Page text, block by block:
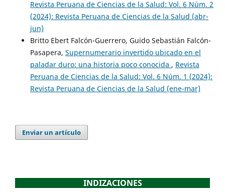
Revista Peruana de Ciencias de la Salud: Vol. 6 Núm. 2
(2024): Revista Peruana de Ciencias de la Salud (abr-
jun)
Britto Ebert Falcón-Guerrero, Guido Sebastián Falcón-
Pasapera, Supernumerario invertido ubicado en el
paladar duro: una historia poco conocida , Revista
Peruana de Ciencias de la Salud: Vol. 6 Núm. 1 (2024):
Revista Peruana de Ciencias de la Salud (ene-mar)
Enviar un artículo
INDIZACIONES